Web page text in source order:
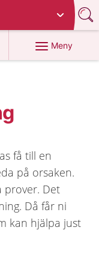
Meny
få till en
på orsaken.
prover. Det
Då får ni
kan hjälpa just